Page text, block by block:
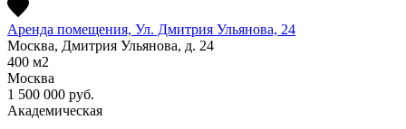
Аренда помещения, Ул. Дмитрия Ульянова, 24
Москва, Дмитрия Ульянова, д. 24
400 м2
Москва
1 500 000 руб.
Академическая